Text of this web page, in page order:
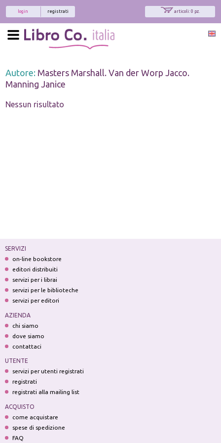
articoli: 0 pz.
registrati
login
Autore: Masters Marshall. Van der Worp Jacco.
Manning Janice
Nessun risultato
SERVIZI
on-line bookstore
editori distribuiti
servizi per i librai
servizi per le biblioteche
servizi per editori
AZIENDA
chi siamo
dove siamo
contattaci
UTENTE
servizi per utenti registrati
registrati
registrati alla mailing list
ACQUISTO
come acquistare
spese di spedizione
FAQ